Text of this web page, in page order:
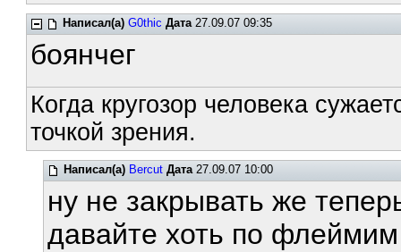
Написал(а) G0thic Дата27.09.07 09:35
боянчег
Когда кругозор человека
точкой зрения.
Написал(а) Bercut Дата27.09.07 10:00
ну не закрывать же
давайте хоть по флеймим